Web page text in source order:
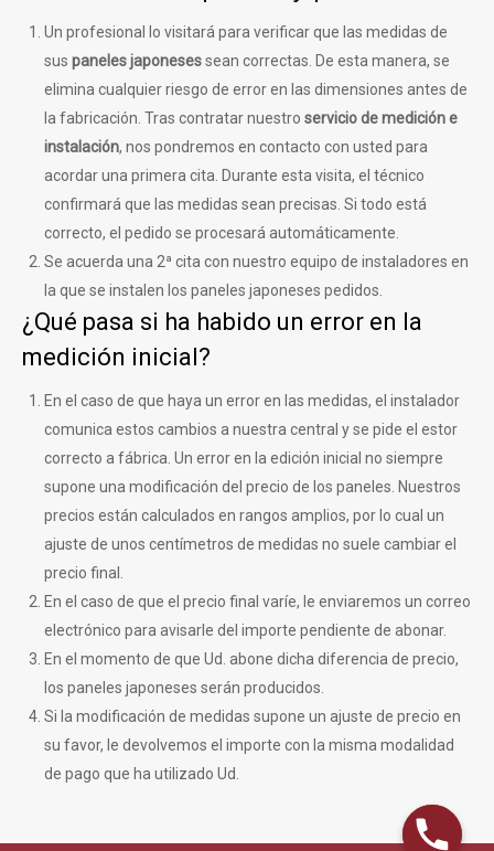
Un profesional lo visitará para verificar que las medidas de
sus paneles japonesessean correctas. De esta manera, se
elimina cualquier riesgo de error en las dimensiones antes de
la fabricación. Tras contratar nuestro servicio de medición e
instalación, nos pondremos en contacto con usted para
acordar una primera cita. Durante esta visita, el técnico
confirmará que las medidas sean precisas. Si todo está
correcto, el pedido se procesará automáticamente.
Se acuerda una 2ª cita con nuestro equipo de instaladores en
la que se instalen los paneles japoneses pedidos.
¿Qué pasa si ha habido un error en la
medición inicial?
En el caso de que haya un error en las medidas, el instalador
comunica estos cambios a nuestra central y se pide el estor
correcto a fábrica. Un error en la edición inicial no siempre
supone una modificación del precio de los paneles. Nuestros
precios están calculados en rangos amplios, por lo cual un
ajuste de unos centímetros de medidas no suele cambiar el
precio final.
En el caso de que el precio final varíe, le enviaremos un correo
electrónico para avisarle del importe pendiente de abonar.
En el momento de que Ud. abone dicha diferencia de precio,
los paneles japoneses serán producidos.
Si la modificación de medidas supone un ajuste de precio en
su favor, le devolvemos el importe con la misma modalidad
de pago que ha utilizado Ud.